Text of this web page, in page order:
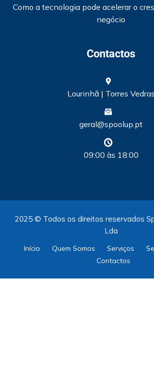
Como a tecnologia pode acelerar o
negócio
Contactos
Lourinhã | Torres Vedras
geral@spoolup.pt
09:00 às 18:00
2025 © Todos os direitos reservados
Lda
Início Quem Somos Serviços
Contactos